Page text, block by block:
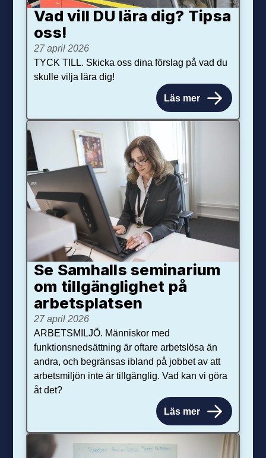
Vad vill DU lära dig? Tipsa
oss!
27 april 2026
TYCK TILL. Skicka oss dina förslag på vad du
skulle vilja lära dig!
Läs mer
Se Samhalls seminarium
om tillgänglighet på
arbetsplatsen
27 april 2026
ARBETSMILJÖ. Människor med
funktionsnedsättning är oftare arbetslösa än
andra, och begränsas ibland på jobbet av att
arbetsmiljön inte är tillgänglig. Vad kan vi göra
åt det?
Läs mer